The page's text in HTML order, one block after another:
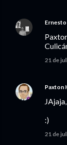
21 de
Paxton
:)
21 de